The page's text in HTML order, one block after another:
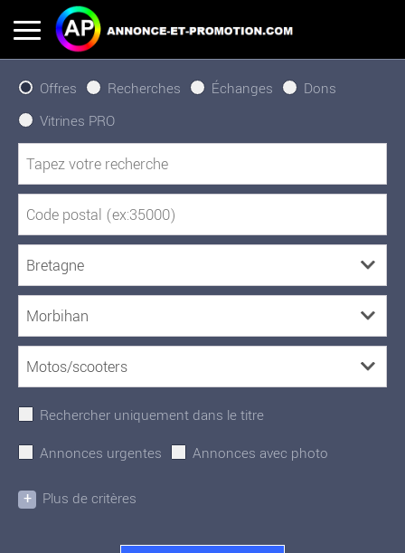
Offres Recherches Échanges
Dons
Vitrines PRO
Rechercher uniquement dans le titre
Annonces urgentes
Annonces avec photo
+ Plus de critères